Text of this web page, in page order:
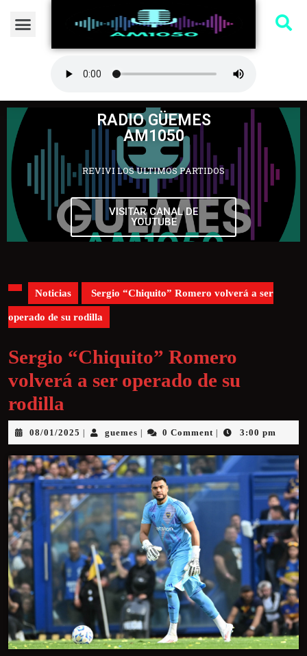
RADIO GÜEMES
AM1050
REVIVI LOS ULTIMOS PARTIDOS
VISITAR CANAL DE
YOUTUBE
Noticias Sergio “Chiquito” Romero volverá a ser
operado de su rodilla
Sergio “Chiquito” Romero
volverá a ser operado de su
rodilla
08/01/2025 guemes 0 Comment 3:00 pm